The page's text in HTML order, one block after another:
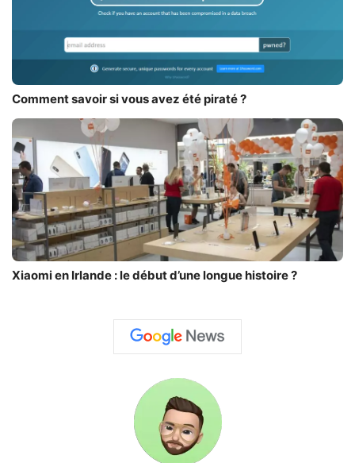
Comment savoir si vous avez été piraté ?
Xiaomi en Irlande : le début d’une longue histoire ?